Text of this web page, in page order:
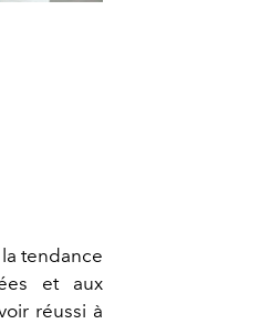
la tendance
et aux
réussi à